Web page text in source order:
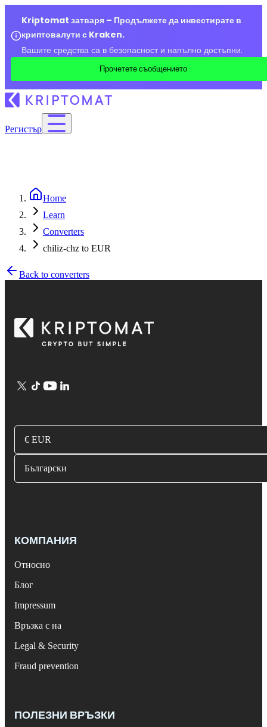
Kriptomat затваря – Продължете да инвестирате в
криптовалути с Kraken.
Вашите средства са в безопасност и напълно достъпни.
Прочетете съобщението
Регистър
Home
Learn
Converters
chiliz-chz to EUR
Back to converters
€ EUR
Български
КОМПАНИЯ
Относно
Блог
Impressum
Връзка с на
Legal & Security
Fraud prevention
ПОЛЕЗНИ ВРЪЗКИ